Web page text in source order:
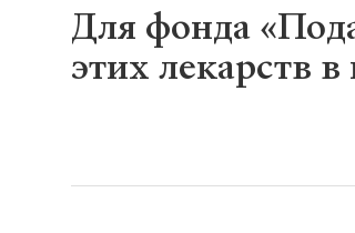
Для фонда
этих лекарств